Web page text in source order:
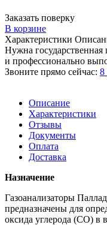
Заказать поверку
В корзине
Характеристики
Нужна
и профессионально
Звоните прямо сейчас: 8
Описание
Характеристики
Отзывы
Документы
Оплата
Доставка
Назначение
Газоанализаторы
предназначены для
оксида углерода (СО) в